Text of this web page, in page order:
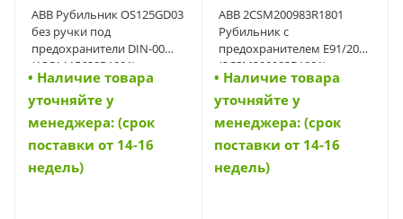
ABB Рубильник OS125GD03
без ручки под
предохранители DIN-00
(1SCA115638R1001)
• Наличие товара
уточняйте у
менеджера: (срок
поставки от 14-16
недель)
ABB 2CSM200983R1801
Рубильник с
предохранителем E91/20
(2CSM200983R1801)
• Наличие товара
уточняйте у
менеджера: (срок
поставки от 14-16
недель)